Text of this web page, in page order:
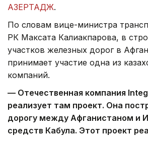
АЗЕРТАДЖ.
По словам вице-министра
РК Максата Калиакпарова, в
участков железных дорог в
принимает участие одна из
компаний.
— Отечественная компания
реализует там проект. Она
дорогу между Афганистаном и
средств Кабула. Этот проект